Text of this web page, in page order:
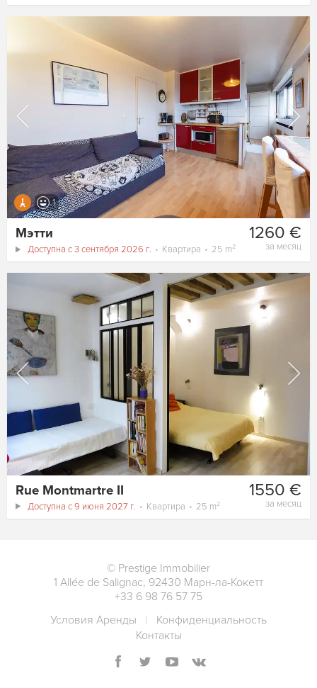
1
1260 €
за месяц
Мэтти
Доступна с 3 сентября 2026 г. Квартира 25 m²
1550 €
за месяц
Rue Montmartre II
Доступна с 9 июня 2027 г. Квартира 25 m²
© Prestige Immobilier
1 Allée de Salignac, 92430 Марн-ла-Кокетт
+33 6 98 76 57 75
Условия Аренды
Конфиденциальность
Контакты